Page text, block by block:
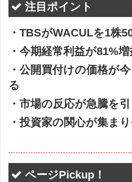
注目ポイント
・TBSがWACULを1株
・今期経常利益が81%
・公開買付けの価格が
る
・市場の反応が急騰を
・投資家の関心が集ま
ページPickup！